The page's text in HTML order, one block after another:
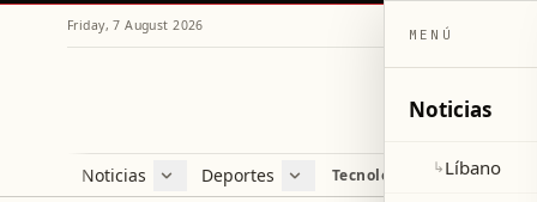
Friday, 7 August 2026
Noticias
Líbano
Deportes
Fútbol
Tecnología y ciencia
MENÚ
Noticias
↳Líbano